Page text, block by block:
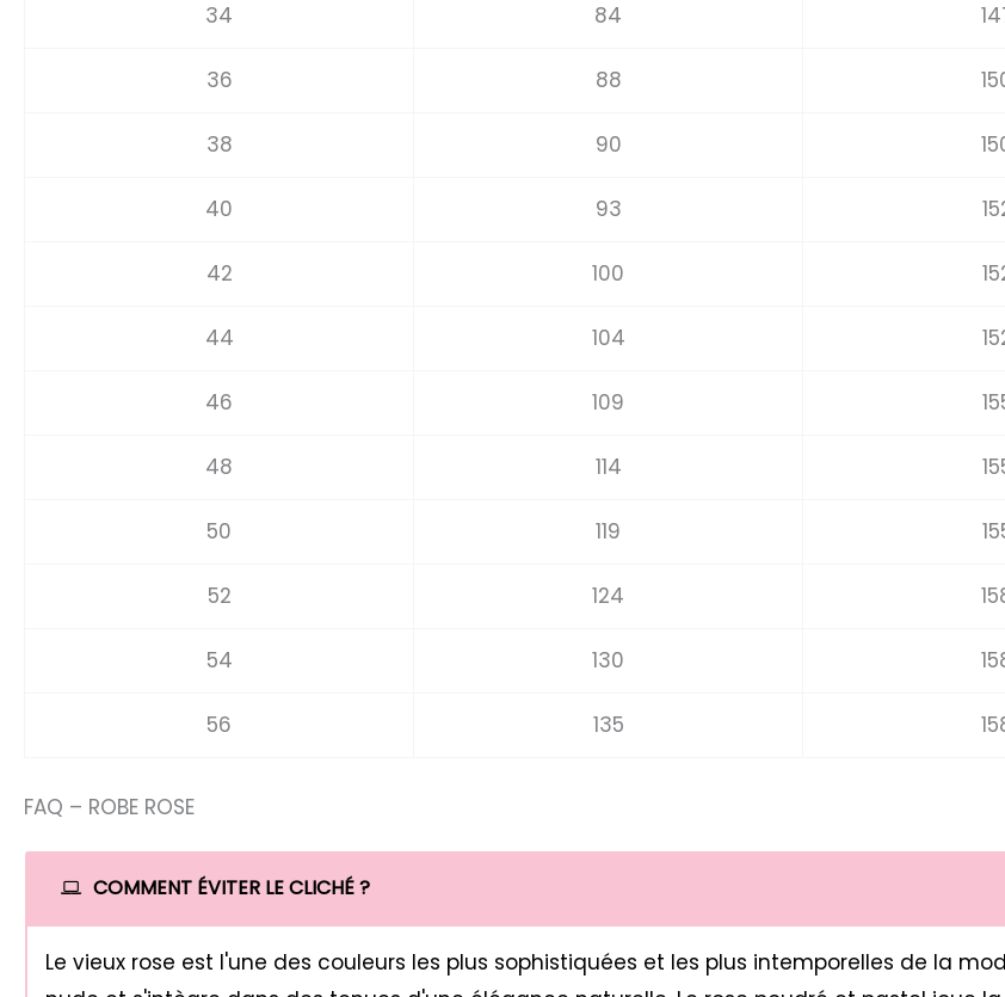
34 84
36 88
38 90
40 93
42 100
44 104
46 109
48 114
50 119
52 124
54 130
56 135
FAQ – ROBE ROSE
COMMENT ÉVITER LE CLICHÉ ?
Le vieux rose est l'une des couleurs les plus sophistiquées et les plus intemporelles de la